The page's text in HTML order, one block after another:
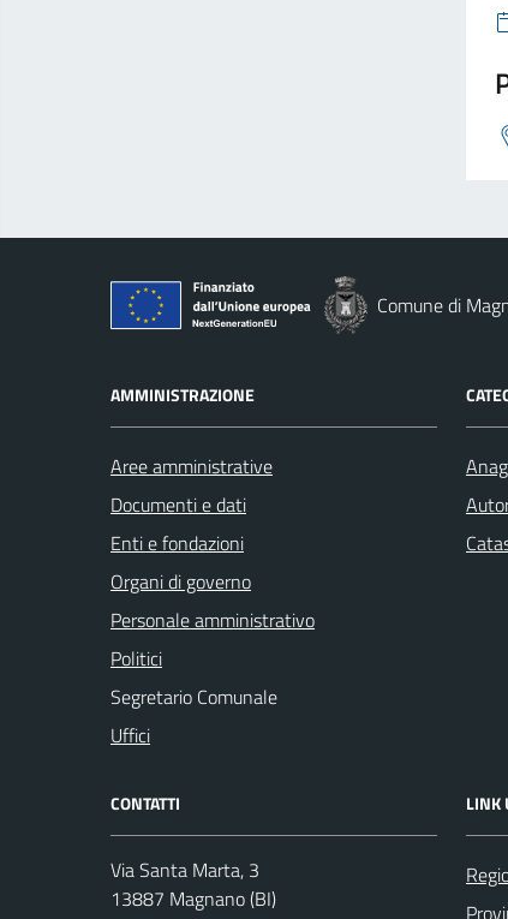
Comune di
AMMINISTRAZIONE
Aree amministrative
Documenti e dati
Enti e fondazioni
Organi di governo
Personale amministrativo
Politici
Segretario Comunale
Uffici
CONTATTI
Via Santa Marta, 3
13887 Magnano (BI)
LINK